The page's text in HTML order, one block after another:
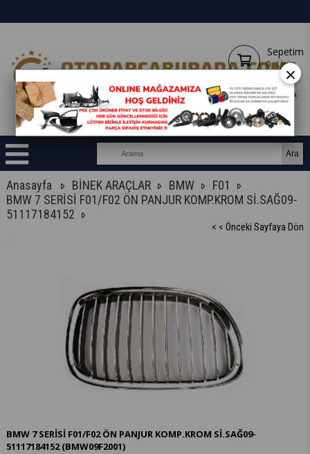
Sepetim
0 Ürün
Anasayfa BİNEK ARAÇLAR BMW
F01
BMW 7 SERİSİ F01/F02 ÖN PANJUR KOMP.KROM Sİ.SAĞ09-
51117184152
< < Önceki Sayfaya Dön
BMW 7 SERİSİ F01/F02 ÖN PANJUR KOMP.KROM Sİ.SAĞ09-
51117184152(BMW09F2001)
×